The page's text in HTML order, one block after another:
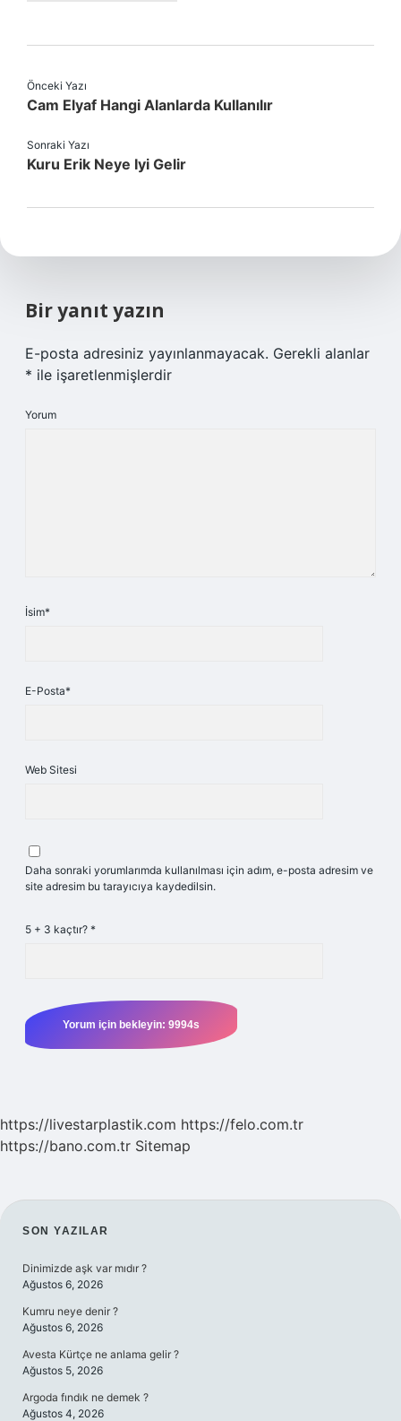
Önceki Yazı
Cam Elyaf Hangi Alanlarda Kullanılır
Sonraki Yazı
Kuru Erik Neye Iyi Gelir
Bir yanıt yazın
E-posta adresiniz yayınlanmayacak. Gerekli alanlar
* ile işaretlenmişlerdir
Yorum
İsim*
E-Posta*
Web Sitesi
Daha sonraki yorumlarımda kullanılması için adım, e-posta adresim ve
site adresim bu tarayıcıya kaydedilsin.
5 + 3 kaçtır? *
https://livestarplastik.com https://felo.com.tr
https://bano.com.tr Sitemap
SIDEBAR
SON YAZILAR
Dinimizde aşk var mıdır ?
Ağustos 6, 2026
Kumru neye denir ?
Ağustos 6, 2026
Avesta Kürtçe ne anlama gelir ?
Ağustos 5, 2026
Argoda fındık ne demek ?
Ağustos 4, 2026